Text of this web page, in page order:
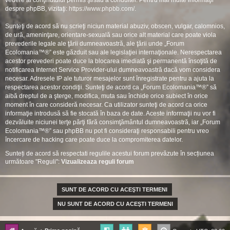
despre phpBB, vizitaţi: https://www.phpbb.com/.
Sunteţi de acord să nu scrieţi niciun material abuziv, obscen, vulgar, calomnios,
de ură, ameninţare, orientare-sexuală sau orice alt material care poate viola
prevederile legale ale ţării dumneavoastră, ale ţării unde „Forum
Ecolomania™®” este găzduit sau ale legislaţiei internaţionale. Nerespectarea
acestor prevederi poate duce la blocarea imediată şi permanentă însoţită de
notificarea Internet Service Provider-ului dumneavoastră dacă vom considera
necesar. Adresele IP ale tuturor mesajelor sunt înregistrate pentru a ajuta la
respectarea acestor condiţii. Sunteţi de acord ca „Forum Ecolomania™®” să
aibă dreptul de a şterge, modifica, muta sau închide orice subiect în orice
moment în care consideră necesar. Ca utilizator sunteţi de acord ca orice
informaţie introdusă să fie stocată în baza de date. Aceste informaţii nu vor fi
dezvăluite niciunei terţe părţi fără consimţământul dumneavoastră, iar „Forum
Ecolomania™®” sau phpBB nu pot fi consideraţi responsabili pentru vreo
încercare de hacking care poate duce la compromiterea datelor.
Sunteți de acord să respectati regulile acestui forum prevăzute în secțiunea
următoare "Reguli": Vizualizeaza reguli forum